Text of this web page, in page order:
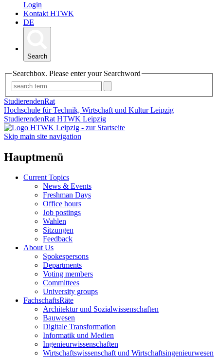
Login
Kontakt HTWK
DE
Search
Searchbox. Please enter your Searchword
StudierendenRat
Hochschule für Technik, Wirtschaft und Kultur Leipzig
StudierendenRat HTWK Leipzig
Skip main site navigation
Hauptmenü
Current Topics
News & Events
Freshman Days
Office hours
Job postings
Wahlen
Sitzungen
Feedback
About Us
Spokespersons
Departments
Voting members
Committees
University groups
FachschaftsRäte
Architektur und Sozialwissenschaften
Bauwesen
Digitale Transformation
Informatik und Medien
Ingenieurwissenschaften
Wirtschaftswissenschaft und Wirtschaftsingenieurwesen